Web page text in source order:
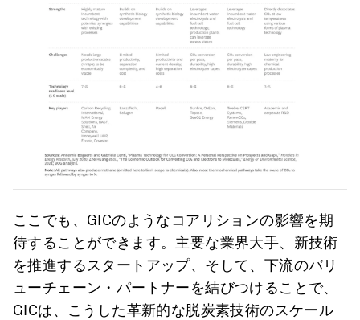
ここでも、GICのようなコアリションの影響を期
待することができます。主要な業界大手、新技術
を推進するスタートアップ、そして、下流のバリ
ューチェーン・パートナーを結びつけることで、
GICは、こうした革新的な脱炭素技術のスケール